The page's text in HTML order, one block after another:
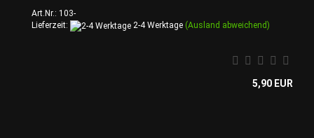
Art.Nr.: 103-
Lieferzeit:
2-4 Werktage (Ausland abweichend)
5,90 EUR